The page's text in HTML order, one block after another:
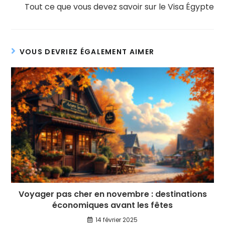
Tout ce que vous devez savoir sur le Visa Égypte
VOUS DEVRIEZ ÉGALEMENT AIMER
Voyager pas cher en novembre : destinations
économiques avant les fêtes
14 février 2025